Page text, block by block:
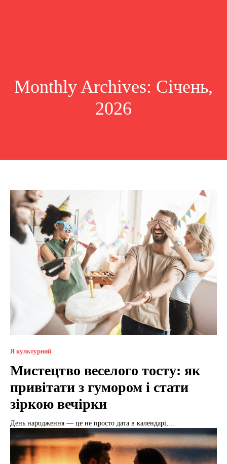
Monthly Archives: Січень,
2026
Я культурний
Мистецтво веселого тосту: як
привітати з гумором і стати
зіркою вечірки
День народження — це не просто дата в календарі,...